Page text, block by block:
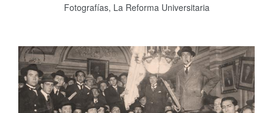
Fotografías, La Reforma Universitaria